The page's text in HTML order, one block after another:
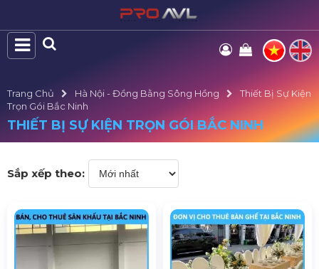
Trang Chủ Hà Nội - Đồng Bằng Sông Hồng
Thiết Bị Sự Kiện
Trọn Gói Bắc Ninh
THIẾT BỊ SỰ KIỆN TRỌN GÓI BẮC NINH
Sắp xếp theo: